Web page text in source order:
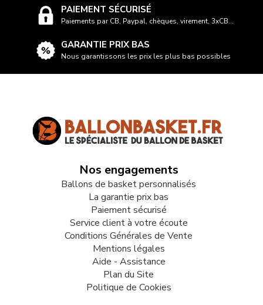
PAIEMENT SÉCURISÉ
Paiements par CB, Paypal, chèques, virement, 3xCB...
GARANTIE PRIX BAS
Nous garantissons les prix les plus bas possibles
Nos engagements
Ballons de basket personnalisés
La garantie prix bas
Paiement sécurisé
Service client à votre écoute
Conditions Générales de Vente
Mentions légales
Aide - Assistance
Plan du Site
Politique de Cookies